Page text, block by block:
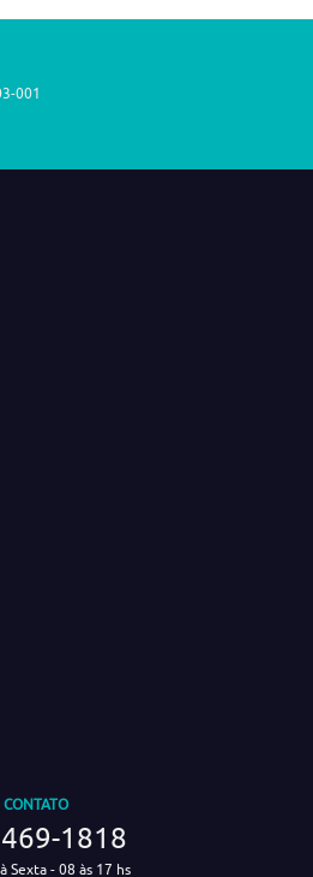
001
CONTATO
1818
Sexta - 08 às 17 hs